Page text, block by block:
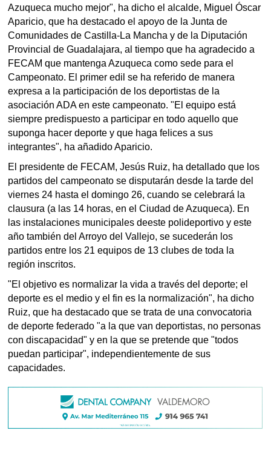
Azuqueca mucho mejor", ha dicho el alcalde, Miguel Óscar
Aparicio, que ha destacado el apoyo de la Junta de
Comunidades de Castilla-La Mancha y de la Diputación
Provincial de Guadalajara, al tiempo que ha agradecido a
FECAM que mantenga Azuqueca como sede para el
Campeonato. El primer edil se ha referido de manera
expresa a la participación de los deportistas de la
asociación ADA en este campeonato. "El equipo está
siempre predispuesto a participar en todo aquello que
suponga hacer deporte y que haga felices a sus
integrantes", ha añadido Aparicio.
El presidente de FECAM, Jesús Ruiz, ha detallado que los
partidos del campeonato se disputarán desde la tarde del
viernes 24 hasta el domingo 26, cuando se celebrará la
clausura (a las 14 horas, en el Ciudad de Azuqueca). En
las instalaciones municipales deeste polideportivo y este
año también del Arroyo del Vallejo, se sucederán los
partidos entre los 21 equipos de 13 clubes de toda la
región inscritos.
"El objetivo es normalizar la vida a través del deporte; el
deporte es el medio y el fin es la normalización", ha dicho
Ruiz, que ha destacado que se trata de una convocatoria
de deporte federado "a la que van deportistas, no personas
con discapacidad" y en la que se pretende que "todos
puedan participar", independientemente de sus
capacidades.